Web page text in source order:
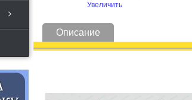
Увеличить
Описание